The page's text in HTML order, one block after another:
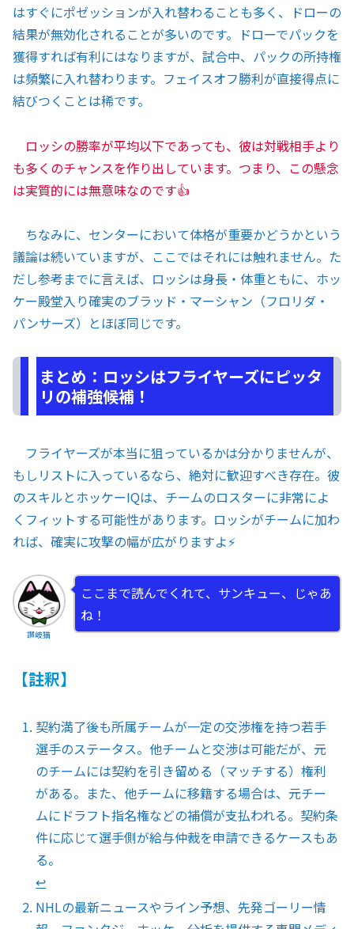
はすぐにポゼッションが入れ替わることも多く、ドローの
結果が無効化されることが多いのです。ドローでパックを
獲得すれば有利にはなりますが、試合中、パックの所持権
は頻繁に入れ替わります。フェイスオフ勝利が直接得点に
結びつくことは稀です。
ロッシの勝率が平均以下であっても、彼は対戦相手より
も多くのチャンスを作り出しています。つまり、この懸念
は実質的には無意味なのです👍
ちなみに、センターにおいて体格が重要かどうかという
議論は続いていますが、ここではそれには触れません。た
だし参考までに言えば、ロッシは身長・体重ともに、ホッ
ケー殿堂入り確実のブラッド・マーシャン（フロリダ・
パンサーズ）とほぼ同じです。
まとめ：ロッシはフライヤーズにピッタ
リの補強候補！
フライヤーズが本当に狙っているかは分かりませんが、
もしリストに入っているなら、絶対に歓迎すべき存在。彼
のスキルとホッケーIQは、チームのロスターに非常によ
くフィットする可能性があります。ロッシがチームに加わ
れば、確実に攻撃の幅が広がりますよ⚡️
讃岐猫
ここまで読んでくれて、サンキュー、じゃあ
ね！
【註釈】
契約満了後も所属チームが一定の交渉権を持つ若手
選手のステータス。他チームと交渉は可能だが、元
のチームには契約を引き留める（マッチする）権利
がある。また、他チームに移籍する場合は、元チー
ムにドラフト指名権などの補償が支払われる。契約条
件に応じて選手側が給与仲裁を申請できるケースもあ
る。
↩︎
NHLの最新ニュースやライン予想、先発ゴーリー情